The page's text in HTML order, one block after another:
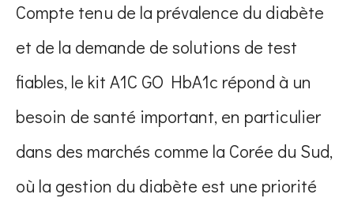
Compte tenu de la prévalence du diabète
et de la demande de solutions de test
fiables, le kit A1C GO HbA1c répond à un
besoin de santé important, en particulier
dans des marchés comme la Corée du Sud,
où la gestion du diabète est une priorité